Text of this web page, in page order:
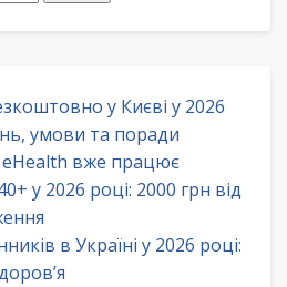
у Києві у 2026
умови та поради
eHealth вже працює
у 2026 році: 2000 грн від
в Україні у 2026 році: